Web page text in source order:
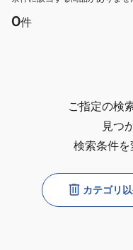
0件
ご指定の検
見つ
検索条件
カテゴリ